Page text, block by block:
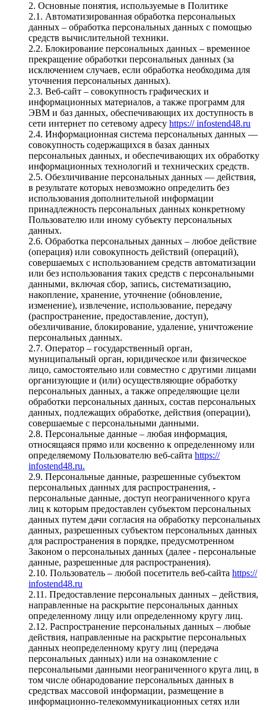
2. Основные понятия, используемые в Политике
2.1. Автоматизированная обработка персональных
данных – обработка персональных данных с помощью
средств вычислительной техники.
2.2. Блокирование персональных данных – временное
прекращение обработки персональных данных (за
исключением случаев, если обработка необходима для
уточнения персональных данных).
2.3. Веб-сайт – совокупность графических и
информационных материалов, а также программ для
ЭВМ и баз данных, обеспечивающих их доступность в
сети интернет по сетевому адресу https:// infostend48.ru
2.4. Информационная система персональных данных —
совокупность содержащихся в базах данных
персональных данных, и обеспечивающих их обработку
информационных технологий и технических средств.
2.5. Обезличивание персональных данных — действия,
в результате которых невозможно определить без
использования дополнительной информации
принадлежность персональных данных конкретному
Пользователю или иному субъекту персональных
данных.
2.6. Обработка персональных данных – любое действие
(операция) или совокупность действий (операций),
совершаемых с использованием средств автоматизации
или без использования таких средств с персональными
данными, включая сбор, запись, систематизацию,
накопление, хранение, уточнение (обновление,
изменение), извлечение, использование, передачу
(распространение, предоставление, доступ),
обезличивание, блокирование, удаление, уничтожение
персональных данных.
2.7. Оператор – государственный орган,
муниципальный орган, юридическое или физическое
лицо, самостоятельно или совместно с другими лицами
организующие и (или) осуществляющие обработку
персональных данных, а также определяющие цели
обработки персональных данных, состав персональных
данных, подлежащих обработке, действия (операции),
совершаемые с персональными данными.
2.8. Персональные данные – любая информация,
относящаяся прямо или косвенно к определенному или
определяемому Пользователю веб-сайта https://
infostend48.ru.
2.9. Персональные данные, разрешенные субъектом
персональных данных для распространения, -
персональные данные, доступ неограниченного круга
лиц к которым предоставлен субъектом персональных
данных путем дачи согласия на обработку персональных
данных, разрешенных субъектом персональных данных
для распространения в порядке, предусмотренном
Законом о персональных данных (далее - персональные
данные, разрешенные для распространения).
2.10. Пользователь – любой посетитель веб-сайта https://
infostend48.ru
2.11. Предоставление персональных данных – действия,
направленные на раскрытие персональных данных
определенному лицу или определенному кругу лиц.
2.12. Распространение персональных данных – любые
действия, направленные на раскрытие персональных
данных неопределенному кругу лиц (передача
персональных данных) или на ознакомление с
персональными данными неограниченного круга лиц, в
том числе обнародование персональных данных в
средствах массовой информации, размещение в
информационно-телекоммуникационных сетях или